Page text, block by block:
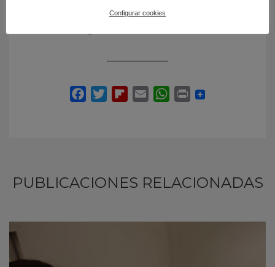
PUBLICACIONES RELACIONADAS
Configurar cookies